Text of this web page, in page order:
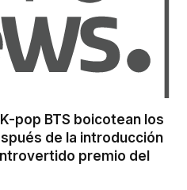
pop BTS boicotean los
de la introducción
premio del